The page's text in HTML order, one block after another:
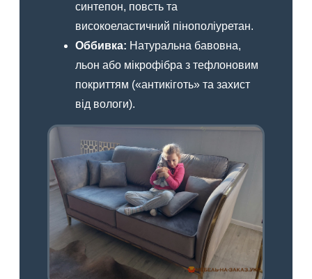
синтепон, повсть та
високоеластичний пінополіуретан.
Оббивка: Натуральна бавовна,
льон або мікрофібра з тефлоновим
покриттям («антикіготь» та захист
від вологи).